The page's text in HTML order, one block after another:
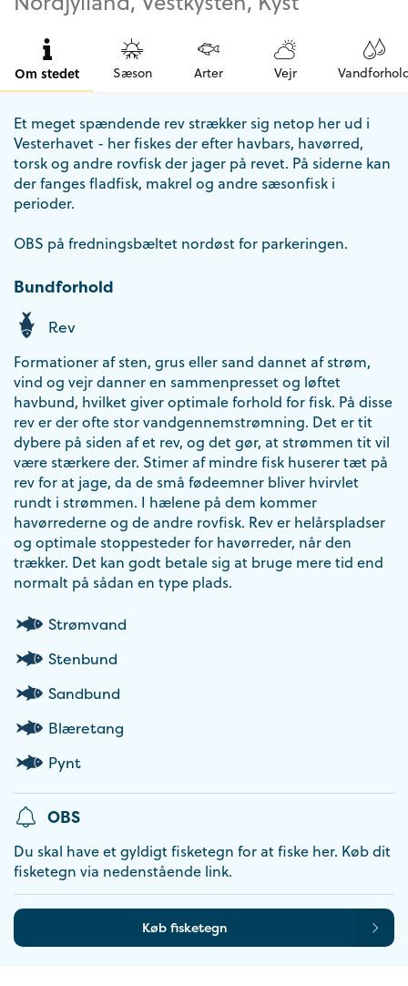
Om stedet Sæson Arter Vejr
Et meget spændende rev strækker sig netop her ud i
Vesterhavet - her fiskes der efter havbars, havørred,
torsk og andre rovfisk der jager på revet. På siderne kan
der fanges fladfisk, makrel og andre sæsonfisk i
perioder.
OBS på fredningsbæltet nordøst for parkeringen.
Bundforhold
Rev
Formationer af sten, grus eller sand dannet af strøm,
vind og vejr danner en sammenpresset og løftet
havbund, hvilket giver optimale forhold for fisk. På disse
rev er der ofte stor vandgennemstrømning. Det er tit
dybere på siden af et rev, og det gør, at strømmen tit vil
være stærkere der. Stimer af mindre fisk huserer tæt på
rev for at jage, da de små fødeemner bliver hvirvlet
rundt i strømmen. I hælene på dem kommer
havørrederne og de andre rovfisk. Rev er helårspladser
og optimale stoppesteder for havørreder, når den
trækker. Det kan godt betale sig at bruge mere tid end
normalt på sådan en type plads.
Strømvand
Stenbund
Sandbund
Blæretang
Pynt
OBS
Du skal have et gyldigt fisketegn for at fiske her. Køb dit
fisketegn via nedenstående link.
Køb fisketegn